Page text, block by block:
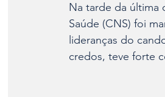
Na tarde da última
Saúde (CNS) foi
lideranças do
credos, teve forte